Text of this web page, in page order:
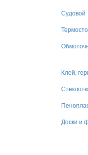
Судовой
Клей,
Доски и